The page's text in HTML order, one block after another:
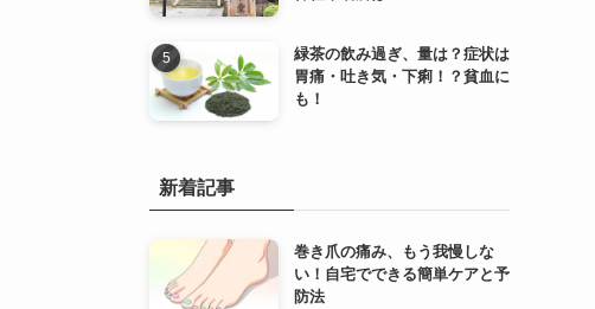
緑茶の飲み過ぎ、量は？症状は
胃痛・吐き気・下痢！？貧血に
も！
新着記事
巻き爪の痛み、もう我慢しな
い！自宅でできる簡単ケアと予
防法